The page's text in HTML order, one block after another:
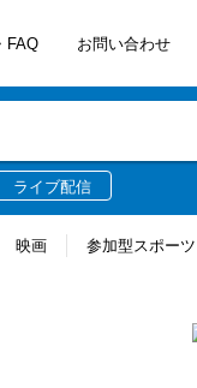
FAQ お問い合わせ
ライブ配信
映画 参加型スポーツ